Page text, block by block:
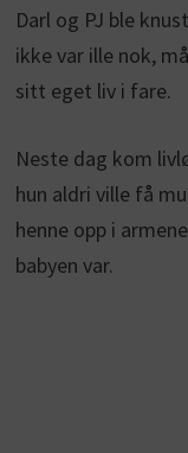
Darl og PJ ble
ikke var ille nok,
sitt eget liv i fare.
Neste dag kom
hun aldri ville få
henne opp i
babyen var.